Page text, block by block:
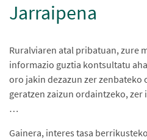
Jarraipena
Ruralviaren atal pribatuan, zure
informazio guztia kontsultatu
oro jakin dezazun zer zenbateko
geratzen zaizun ordaintzeko,
…
Gainera, interes tasa